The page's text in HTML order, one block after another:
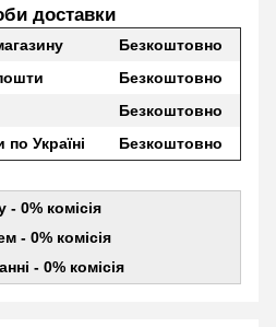
доставки
Безкоштовно
Безкоштовно
Безкоштовно
Україні
Безкоштовно
- 0% комісія
- 0% комісія
- 0% комісія